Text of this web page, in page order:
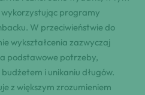
wykorzystując programy
W przeciwieństwie do
wykształcenia zazwyczaj
podstawowe potrzeby,
i unikaniu długów.
z większym zrozumieniem